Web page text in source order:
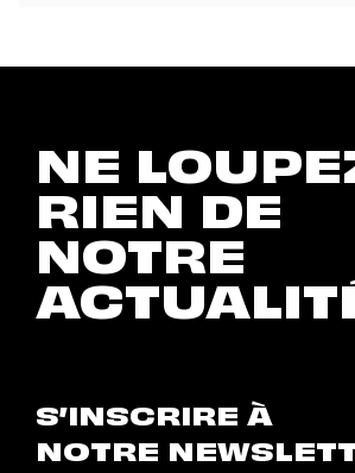
NE
RIEN DE
NOTRE
S’INSCRIRE À
NOTRE